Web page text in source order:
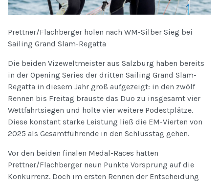
Prettner/Flachberger holen nach WM-Silber Sieg bei
Sailing Grand Slam-Regatta
Die beiden Vizeweltmeister aus Salzburg haben bereits
in der Opening Series der dritten Sailing Grand Slam-
Regatta in diesem Jahr groß aufgezeigt: in den zwölf
Rennen bis Freitag brauste das Duo zu insgesamt vier
Wettfahrtsiegen und holte vier weitere Podestplätze.
Diese konstant starke Leistung ließ die EM-Vierten von
2025 als Gesamtführende in den Schlusstag gehen.
Vor den beiden finalen Medal-Races hatten
Prettner/Flachberger neun Punkte Vorsprung auf die
Konkurrenz. Doch im ersten Rennen der Entscheidung